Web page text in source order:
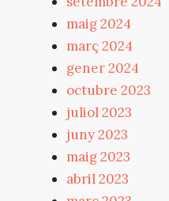
maig 2024
març 2024
gener 2024
octubre 2023
juliol 2023
juny 2023
maig 2023
abril 2023